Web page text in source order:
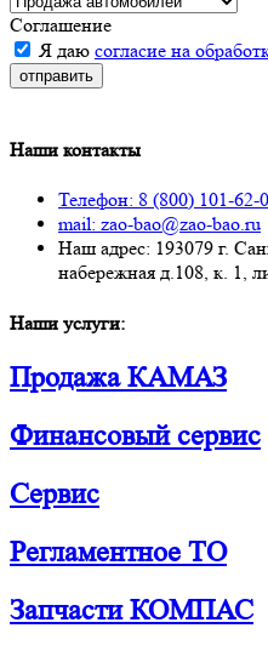
Соглашение
Я даю согласие на
отправить
Наши контакты
Телефон: 8 (800) 101-62-
mail: zao-bao@zao-bao.ru
Наш адрес: 193079 г.
набережная д.108, к. 1,
Наши услуги:
Продажа КАМАЗ
Финансовый сервис
Сервис
Регламентное ТО
Запчасти КОМПАС